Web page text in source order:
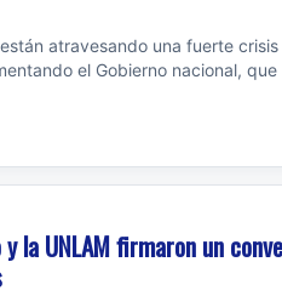
atravesando una fuerte
el Gobierno nacional,
la UNLAM firmaron un